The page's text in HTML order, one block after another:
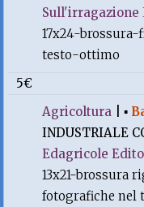
Sull'irragazione
17x24-
testo-ottimo
5€
Agricoltura |▪
INDUSTRIALE
Edagricole
13x21-brossura
fotografiche nel